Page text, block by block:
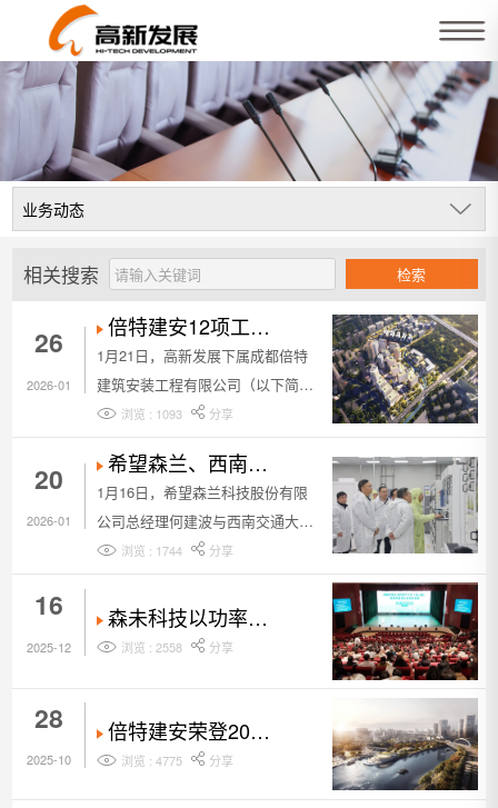
相关搜索 检索
26
2026-01
倍特建安12项工程
集中获评2025年度
“成都市结构优质工
程”
1月21日，高新发展下属成都倍特
建筑安装工程有限公司（以下简称
倍特建安）承建的新川软件园V5
号、V9号地块、医学中心等12个工
程项目，荣获成都市结构优质工程
奖。
浏览 : 1093 分享
20
2026-01
希望森兰、西南交
通大学集成电路学
院到访森未科技 共
商功率半导体产学
研合作
1月16日，希望森兰科技股份有限
公司总经理何建波与西南交通大学
集成电路学院副院长宋文胜教授一
行到访高新发展下属子公司成都森
未科技有限公司，围绕功率半导体
领域的技术创新与产业链协同开展
浏览 : 1744 分享
16
2025-12
森未科技以功率技
术点亮智慧餐饮新
浏览 : 2558 分享
28
2025-10
倍特建安荣登2025
年四川省 建筑业
浏览 : 4775 分享